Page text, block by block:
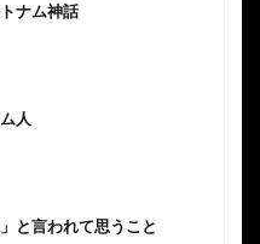
ナム神話
人
と言われて思うこと